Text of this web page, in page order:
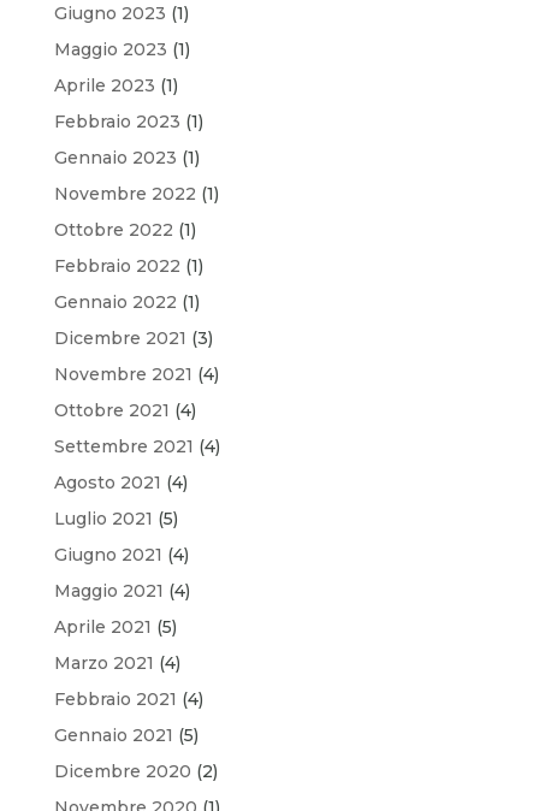
Giugno 2023 (1)
Maggio 2023 (1)
Aprile 2023 (1)
Febbraio 2023 (1)
Gennaio 2023 (1)
Novembre 2022 (1)
Ottobre 2022 (1)
Febbraio 2022 (1)
Gennaio 2022 (1)
Dicembre 2021 (3)
Novembre 2021 (4)
Ottobre 2021 (4)
Settembre 2021 (4)
Agosto 2021 (4)
Luglio 2021 (5)
Giugno 2021 (4)
Maggio 2021 (4)
Aprile 2021 (5)
Marzo 2021 (4)
Febbraio 2021 (4)
Gennaio 2021 (5)
Dicembre 2020 (2)